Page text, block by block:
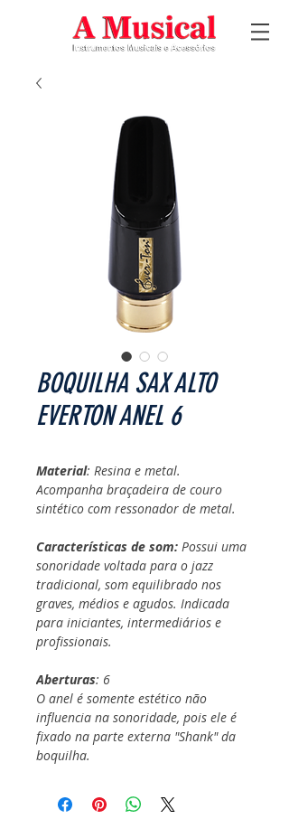
BOQUILHA SAX ALTO
EVERTON ANEL 6
Material: Resina e metal.
Acompanha braçadeira de couro
sintético com ressonador de metal.
Características de som: Possui uma
sonoridade voltada para o jazz
tradicional, som equilibrado nos
graves, médios e agudos. Indicada
para iniciantes, intermediários e
profissionais.
Aberturas: 6
O anel é somente estético não
influencia na sonoridade, pois ele é
fixado na parte externa "Shank" da
boquilha.